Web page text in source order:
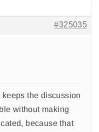
#325035
keeps the discussion
without making
because that